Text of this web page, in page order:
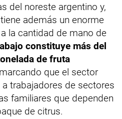
del noreste argentino y,
además un enorme
la cantidad de mano de
constituye más del
de fruta
que el sector
trabajadores de sectores
familiares que dependen
de citrus.